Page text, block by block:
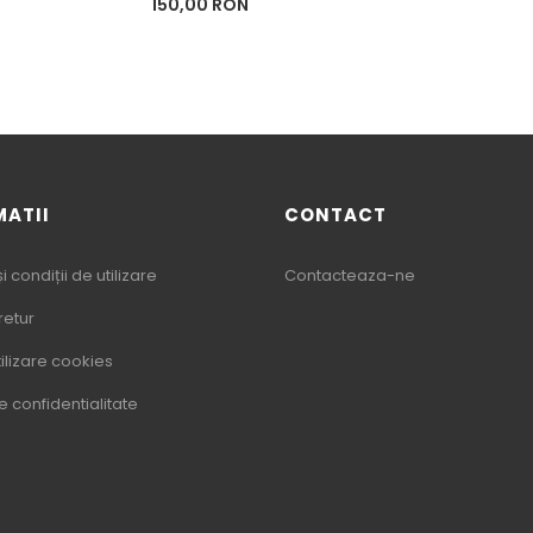
condiții de utilizare
cookies
confidentialitate
CONTACT
Contacteaza-ne